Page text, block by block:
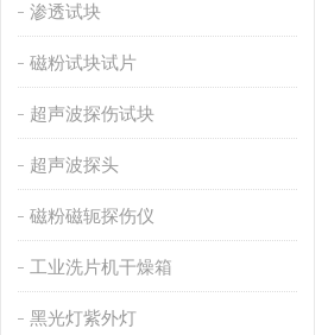
渗透试块
磁粉试块试片
超声波探伤试块
超声波探头
磁粉磁轭探伤仪
工业洗片机干燥箱
黑光灯紫外灯